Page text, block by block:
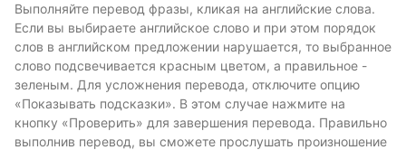
Выполняйте перевод фразы, кликая на английские слова.
Если вы выбираете английское слово и при этом порядок
слов в английском предложении нарушается, то выбранное
слово подсвечивается красным цветом, а правильное -
зеленым. Для усложнения перевода, отключите опцию
«Показывать подсказки». В этом случае нажмите на
кнопку «Проверить» для завершения перевода. Правильно
выполнив перевод, вы сможете прослушать произношение